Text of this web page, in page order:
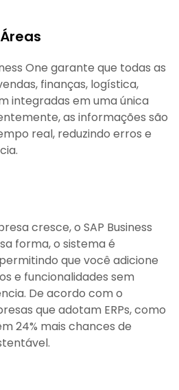
One garante que todas as
finanças, logística,
integradas em uma única
as informações são
real, reduzindo erros e
cresce, o SAP Business
forma, o sistema é
que você adicione
e funcionalidades sem
De acordo com o
que adotam ERPs, como
24% mais chances de